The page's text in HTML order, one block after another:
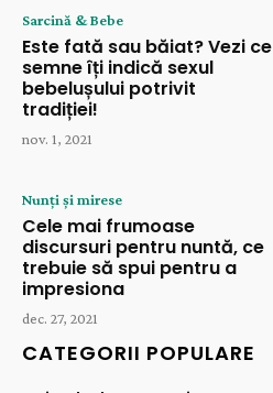
Sarcină & Bebe
Este fată sau băiat? Vezi ce
semne îți indică sexul
bebelușului potrivit
tradiției!
nov. 1, 2021
Nunți și mirese
Cele mai frumoase
discursuri pentru nuntă, ce
trebuie să spui pentru a
impresiona
dec. 27, 2021
CATEGORII POPULARE